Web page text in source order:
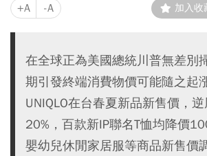
+A -A 加入收
在全球正為美國總統川普無差別
期引發終端消費物價可能隨之起
UNIQLO在台春夏新品新售價，
20%，百款新IP聯名T恤均降價
嬰幼兒休閒家居服等商品新售價